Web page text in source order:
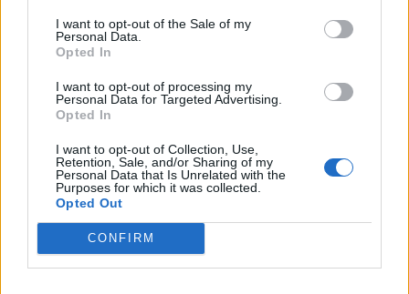
I want to opt-out of the Sale of my
Personal Data.
Opted In
I want to opt-out of processing my
Personal Data for Targeted Advertising.
Opted In
I want to opt-out of Collection, Use,
Retention, Sale, and/or Sharing of my
Personal Data that Is Unrelated with the
Purposes for which it was collected.
Opted Out
CONFIRM
του 2026
Ο θρυλικός free solo αναρριχητής ετοιμάζεται να ανέβει χωρίς
live τηλεοπτικό υπερθέαμα του Netflix με τίτλο Skyscraper